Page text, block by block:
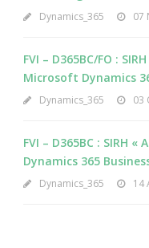
Dynamics_365 07
FVI – D365BC/FO :
Microsoft Dynamics
Dynamics_365 03
FVI – D365BC : SIRH
Dynamics 365
Dynamics_365 14